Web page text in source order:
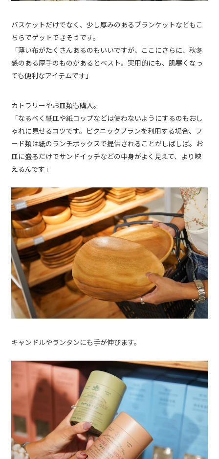
バスケットだけでなく、少し厚みのあるブランケットなどもこ
ちらでゲットできそうです。
「薄い布がたくさんあるのもいいですが、ここにさらに、秋冬
感のある厚手のものがあるとベスト。実用的にも、肌寒くなっ
ても便利なアイテムです」
カトラリーやお皿類も購入。
「なるべく紙皿や紙コップなどは使わないようにするのもおし
ゃれに見せるコツです。ピクニックプランを利用する場合、フ
ード類は紙のランチボックスで提供されることがしばしば。お
皿に盛るだけでサンドイッチなどの中身がよく見えて、より映
えるんです」
キャンドルやランタンにも手が伸びます。